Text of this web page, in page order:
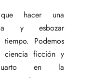
hacer una
y esbozar
Podemos
ciencia ficción y
en la